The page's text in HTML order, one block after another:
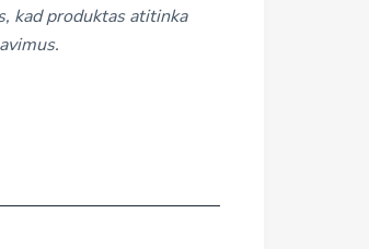
kad produktas atitinka